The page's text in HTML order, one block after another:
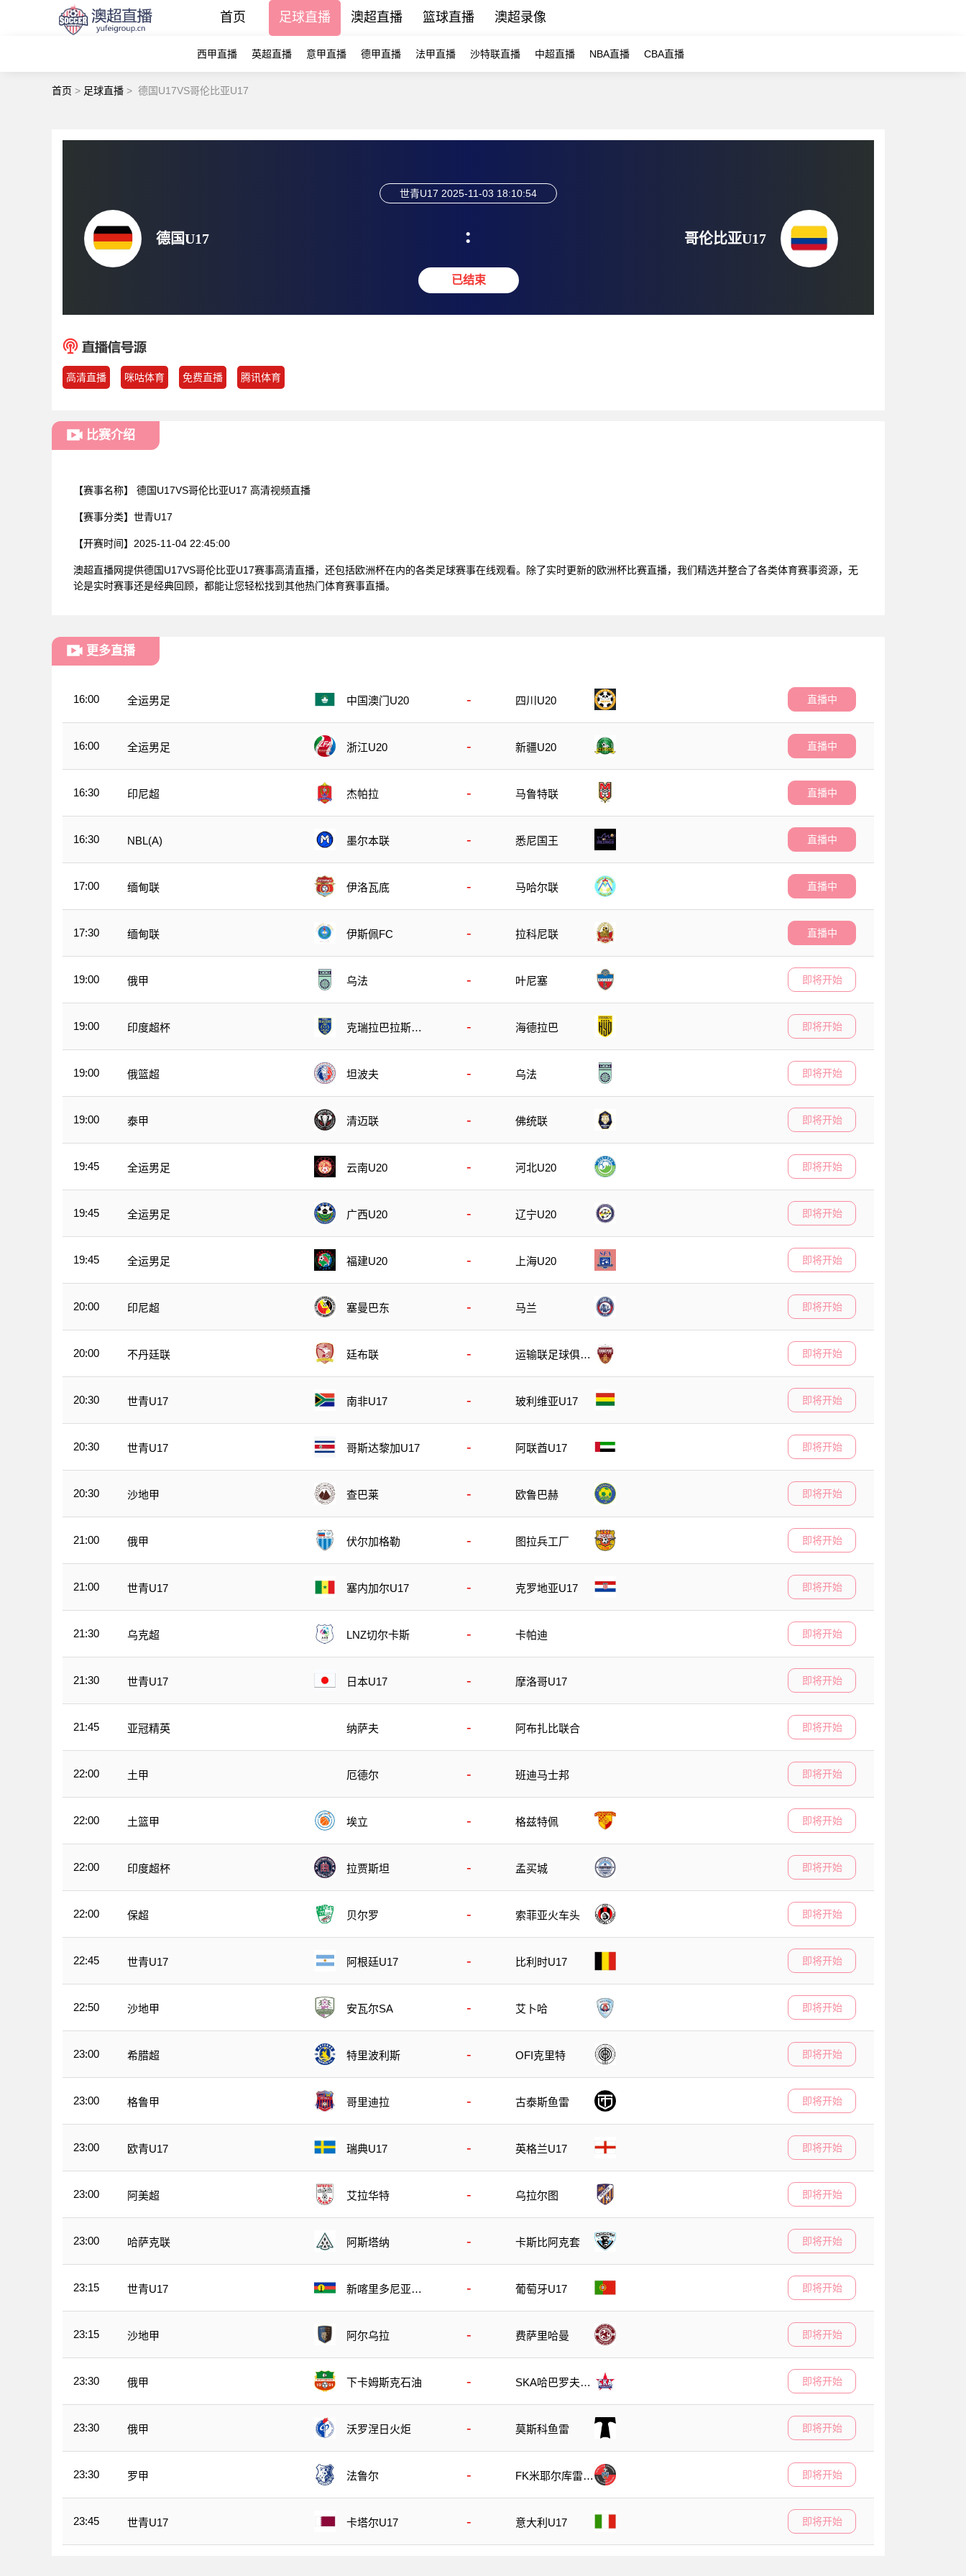
首页 足球直播 澳超直播 篮球直播 澳超录像
西甲直播 英超直播 意甲直播 德甲直播 法甲直播 沙特联直播 中超直播 NBA直播 CBA直播
首页 > 足球直播 > 德国U17VS哥伦比亚U17
德国U17
世青U17 2025-11-03 18:10:54
:
已结束
哥伦比亚U17
高清直播 咪咕体育 免费直播 腾讯体育
比赛介绍
【赛事名称】 德国U17VS哥伦比亚U17 高清视频直播
【赛事分类】 世青U17
【开赛时间】 2025-11-04 22:45:00
澳超直播网提供德国U17VS哥伦比亚U17赛事高清直播，还包括欧洲杯在内的各类足球赛事在线观看。除了实时更新的欧洲杯比赛直播，我们精选并整合了各类体育赛事资源，无
论是实时赛事还是经典回顾，都能让您轻松找到其他热门体育赛事直播。
更多直播
16:00 全运男足 中国澳门U20 - 四川U20 直播中
16:00 全运男足 浙江U20 - 新疆U20 直播中
16:30 印尼超 杰帕拉 - 马鲁特联 直播中
16:30 NBL(A) 墨尔本联 - 悉尼国王 直播中
17:00 缅甸联 伊洛瓦底 - 马哈尔联 直播中
17:30 缅甸联 伊斯佩FC - 拉科尼联 直播中
19:00 俄甲 乌法 - 叶尼塞 即将开始
19:00 印度超杯
克瑞拉巴拉斯特
- 海德拉巴 即将开始
19:00 俄篮超 坦波夫 - 乌法 即将开始
19:00 泰甲 清迈联 - 佛统联 即将开始
19:45 全运男足 云南U20 - 河北U20 即将开始
19:45 全运男足 广西U20 - 辽宁U20 即将开始
19:45 全运男足 福建U20 - 上海U20 即将开始
20:00 印尼超 塞曼巴东 - 马兰 即将开始
20:00 不丹廷联 廷布联 -
运输联足球俱乐
即将开始
20:30 世青U17 南非U17 - 玻利维亚U17 即将开始
20:30 世青U17 哥斯达黎加U17 - 阿联酋U17 即将开始
20:30 沙地甲 查巴莱 - 欧鲁巴赫 即将开始
21:00 俄甲 伏尔加格勒 - 图拉兵工厂 即将开始
21:00 世青U17 塞内加尔U17 - 克罗地亚U17 即将开始
21:30 乌克超 LNZ切尔卡斯 - 卡帕迪 即将开始
21:30 世青U17 日本U17 - 摩洛哥U17 即将开始
21:45 亚冠精英 纳萨夫 - 阿布扎比联合 即将开始
22:00 土甲 厄德尔 - 班迪马士邦 即将开始
22:00 土篮甲 埃立 - 格兹特佩 即将开始
22:00 印度超杯 拉贾斯坦 - 孟买城 即将开始
22:00 保超 贝尔罗 - 索菲亚火车头 即将开始
22:45 世青U17 阿根廷U17 - 比利时U17 即将开始
22:50 沙地甲 安瓦尔SA - 艾卜哈 即将开始
23:00 希腊超 特里波利斯 - OFI克里特 即将开始
23:00 格鲁甲 哥里迪拉 - 古泰斯鱼雷 即将开始
23:00 欧青U17 瑞典U17 - 英格兰U17 即将开始
23:00 阿美超 艾拉华特 - 乌拉尔图 即将开始
23:00 哈萨克联 阿斯塔纳 - 卡斯比阿克套 即将开始
23:15 世青U17
新喀里多尼亚U
- 葡萄牙U17 即将开始
23:15 沙地甲 阿尔乌拉 - 费萨里哈曼 即将开始
23:30 俄甲 下卡姆斯克石油 -
SKA哈巴罗夫斯
即将开始
23:30 俄甲 沃罗涅日火炬 - 莫斯科鱼雷 即将开始
23:30 罗甲 法鲁尔 -
FK米耶尔库雷亚
即将开始
23:45 世青U17 卡塔尔U17 - 意大利U17 即将开始